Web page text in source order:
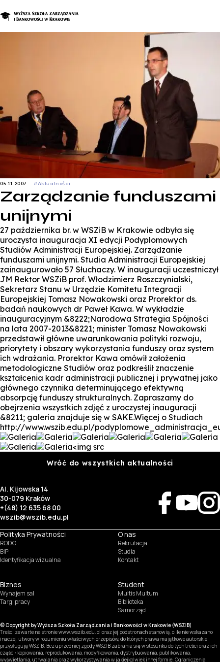
Studia
Zapisz
05.11.2007 #Aktualności
Zarządzanie funduszami
unijnymi
27 października br. w WSZiB w Krakowie odbyła się
uroczysta inauguracja XI edycji Podyplomowych
Studiów Administracji Europejskiej. Zarządzanie
funduszami unijnymi. Studia Administracji Europejskiej
zainaugurowało 57 Słuchaczy. W inauguracji uczestniczył
JM Rektor WSZiB prof. Włodzimierz Roszczynialski,
Sekretarz Stanu w Urzędzie Komitetu Integracji
Europejskiej Tomasz Nowakowski oraz Prorektor ds.
badań naukowych dr Paweł Kawa. W wykładzie
inauguracyjnym &8222;Narodowa Strategia Spójności
na lata 2007-2013&8221; minister Tomasz Nowakowski
przedstawił główne uwarunkowania polityki rozwoju,
priorytety i obszary wykorzystania funduszy oraz system
ich wdrażania. Prorektor Kawa omówił założenia
metodologiczne Studiów oraz podkreślił znaczenie
kształcenia kadr administracji publicznej i prywatnej jako
głównego czynnika determinującego efektywną
absorpcję funduszy strukturalnych. Zapraszamy do
obejrzenia wszystkich zdjęć z uroczystej inauguracji
&8211; galeria znajduje się w SAKE.Więcej o Studiach
http://www.wszib.edu.pl/
<img src
Wróć do wszystkich aktualności
Al. Kijowska 14
30-079 Kraków
+(48) 12 635 68 00
wszib@wszib.edu.pl
Polityka Prywatności
RODO
BIP
Identyfikacja wizualna
O nas
Rekrutacja
Studia
Kontakt
Biznes
Wynajem sal
Targi pracy
Student
Multis Multum
Biblioteka
Samorząd
© Copyright by Wyższa Szkoła Zarządzania i Bankowości w Krakowie (WSZIB)
Treści zawarte na stronie www.wszib.edu.pl oraz jej podstronach stanowią, o ile nie wskazano
inaczej, utwory w rozumieniu właściwych przepisów, do których prawa majątkowe autorskie
przysługują WSZIB. Bez uprzedniej zgody WSZIB zabrania się w stosunku do tych treści oraz ich
części: kopiowania, reprodukowania, modyfikowania, dystrybuowania, publikowania,
wyświetlania, utrwalania oraz wykorzystywania w jakiejkolwiek innej formie. Ograniczenia